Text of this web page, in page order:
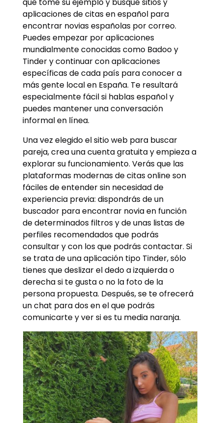
que tome su ejemplo y busque sitios y
aplicaciones de citas en español para
encontrar novias españolas por correo.
Puedes empezar por aplicaciones
mundialmente conocidas como Badoo y
Tinder y continuar con aplicaciones
específicas de cada país para conocer a
más gente local en España. Te resultará
especialmente fácil si hablas español y
puedes mantener una conversación
informal en línea.
Una vez elegido el sitio web para buscar
pareja, crea una cuenta gratuita y empieza a
explorar su funcionamiento. Verás que las
plataformas modernas de citas online son
fáciles de entender sin necesidad de
experiencia previa: dispondrás de un
buscador para encontrar novia en función
de determinados filtros y de unas listas de
perfiles recomendados que podrás
consultar y con los que podrás contactar. Si
se trata de una aplicación tipo Tinder, sólo
tienes que deslizar el dedo a izquierda o
derecha si te gusta o no la foto de la
persona propuesta. Después, se te ofrecerá
un chat para dos en el que podrás
comunicarte y ver si es tu media naranja.